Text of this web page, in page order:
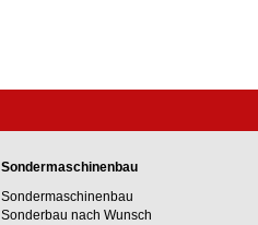
Sondermaschinenbau
Sondermaschinenbau
Sonderbau nach Wunsch